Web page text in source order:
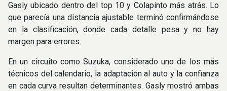
Gasly ubicado dentro del top 10 y Colapinto más atrás. Lo
que parecía una distancia ajustable terminó confirmándose
en la clasificación, donde cada detalle pesa y no hay
margen para errores.
En un circuito como Suzuka, considerado uno de los más
técnicos del calendario, la adaptación al auto y la confianza
en cada curva resultan determinantes. Gasly mostró ambas